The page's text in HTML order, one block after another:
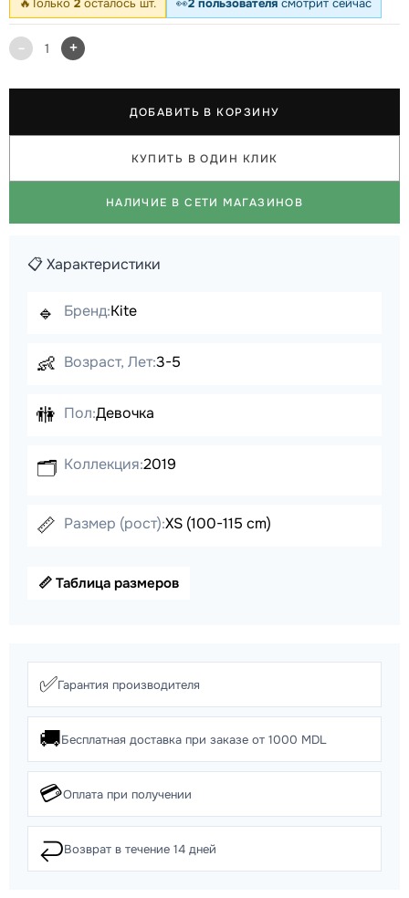
🔥Только 2 осталось шт. 👀2 пользователя смотрит сейчас
- 1 +
ДОБАВИТЬ В КОРЗИНУ
КУПИТЬ В ОДИН КЛИК
НАЛИЧИЕ В СЕТИ МАГАЗИНОВ
📋 Характеристики
🔹 Бренд:Kite
👶 Возраст, Лет:3-5
🚻 Пол:Девочка
🗂️ Коллекция:2019
📏 Размер (рост):XS (100-115 cm)
📏 Таблица размеров
✅Гарантия производителя
🚚Бесплатная доставка при заказе от 1000 MDL
💳Оплата при получении
↩️Возврат в течение 14 дней